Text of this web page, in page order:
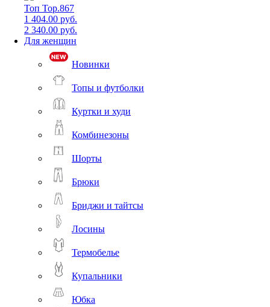
Топ Top.867
1 404.00 руб.
2 340.00 руб.
Для женщин
Новинки
Топы и футболки
Куртки и худи
Комбинезоны
Шорты
Брюки
Бриджи и тайтсы
Лосины
Термобелье
Купальники
Юбка